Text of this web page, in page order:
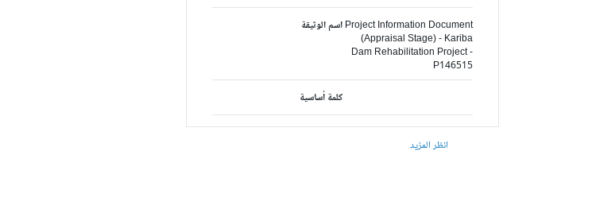
اسم الوثيقةProject Information Document
(Appraisal Stage) - Kariba
Dam Rehabilitation Project -
P146515
كلمة أساسية
انظر المزيد